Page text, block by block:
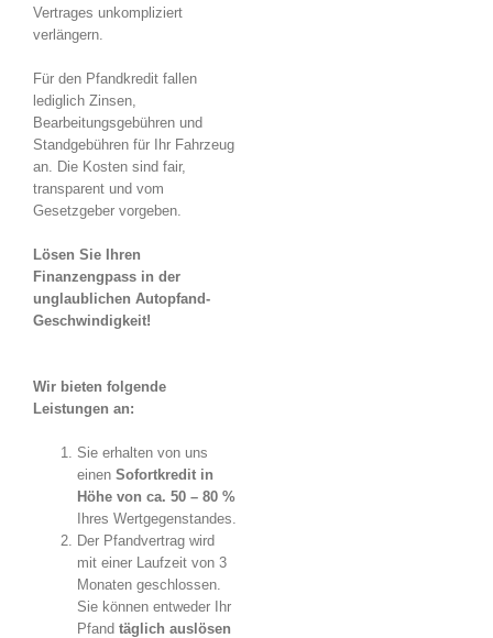
Vertrages unkompliziert
verlängern.
Für den Pfandkredit fallen
lediglich Zinsen,
Bearbeitungsgebühren und
Standgebühren für Ihr Fahrzeug
an. Die Kosten sind fair,
transparent und vom
Gesetzgeber vorgeben.
Lösen Sie Ihren
Finanzengpass in der
unglaublichen Autopfand-
Geschwindigkeit!
Wir bieten folgende
Leistungen an:
Sie erhalten von uns
einen Sofortkredit in
Höhe von ca. 50 – 80 %
Ihres Wertgegenstandes.
Der Pfandvertrag wird
mit einer Laufzeit von 3
Monaten geschlossen.
Sie können entweder Ihr
Pfand täglich auslösen